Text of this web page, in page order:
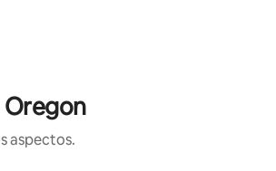
Oregon
aspectos.